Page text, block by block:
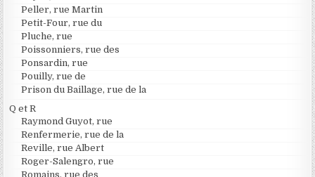
Peller, rue Martin
Petit-Four, rue du
Pluche, rue
Poissonniers, rue des
Ponsardin, rue
Pouilly, rue de
Prison du Baillage, rue de la
Q et R
Raymond Guyot, rue
Renfermerie, rue de la
Reville, rue Albert
Roger-Salengro, rue
Romains, rue des